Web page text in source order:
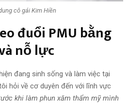
cô gái Kim Hiền
đuổi PMU bằng
nỗ lực
đang sinh sống và làm việc tại
hỏi về cơ duyên đến với lĩnh vực
khi làm phun xăm thẩm mỹ mình